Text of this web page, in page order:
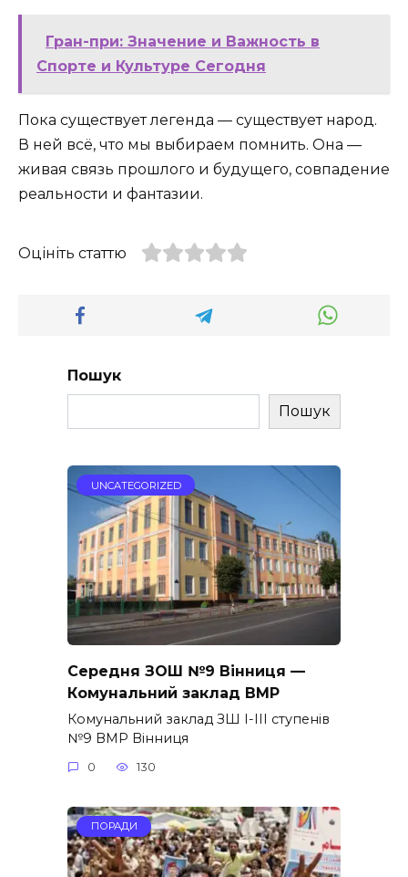
Гран-при: Значение и Важность в
Спорте и Культуре Сегодня
Пока существует легенда — существует народ.
В ней всё, что мы выбираем помнить. Она —
живая связь прошлого и будущего, совпадение
реальности и фантазии.
Оцініть статтю
Пошук
Пошук
UNCATEGORIZED
Середня ЗОШ №9 Вінниця —
Комунальний заклад ВМР
Комунальний заклад ЗШ І-ІІІ ступенів
№9 ВМР Вінниця
0 130
ПОРАДИ